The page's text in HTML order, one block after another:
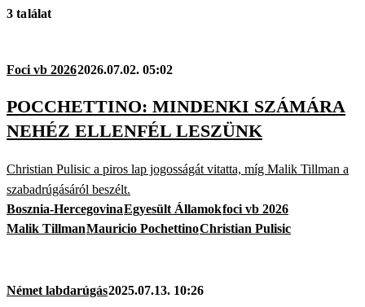
3 találat
Foci vb 20262026.07.02. 05:02
POCCHETTINO: MINDENKI SZÁMÁRA
NEHÉZ ELLENFÉL LESZÜNK
Christian Pulisic a piros lap jogosságát vitatta, míg Malik Tillman a
szabadrúgásáról beszélt.
Bosznia-HercegovinaEgyesült Államokfoci vb 2026
Malik TillmanMauricio PochettinoChristian Pulisic
Német labdarúgás2025.07.13. 10:26